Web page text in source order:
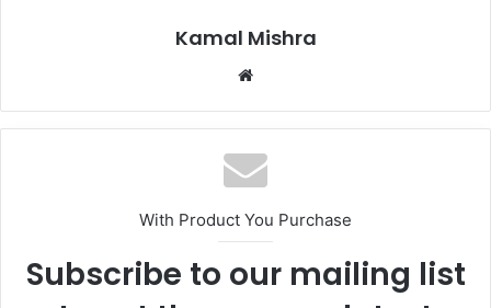
Kamal Mishra
Website
With Product You Purchase
Subscribe to our mailing list